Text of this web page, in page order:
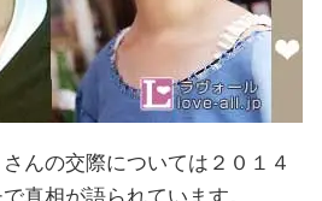
んの交際については２０１４